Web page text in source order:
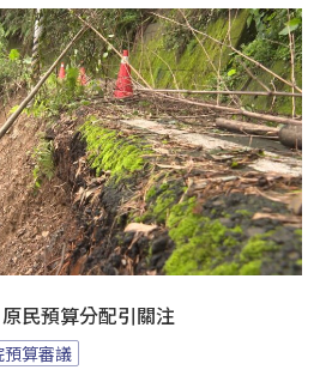
民預算分配引關注
預算審議